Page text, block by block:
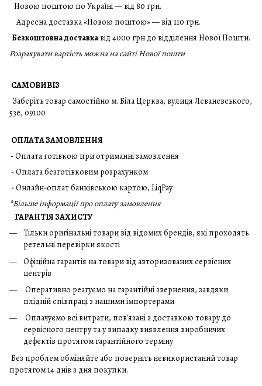
Новою поштою по Україні — від 80 грн.
Адресна доставка «Новою поштою» — від 110 грн.
Безкоштовна доставка від 4000 грн до відділення Нової Пошти.
Розрахувати вартість можна на сайті Нової пошти
САМОВИВІЗ
Заберіть товар самостійно м. Біла Церква, вулиця Леваневського,
53е, 09100
ОПЛАТА ЗАМОВЛЕННЯ
-Оплата готівкою при отриманні замовлення
- Оплата безготівковим розрахунком
- Онлайн-оплат банківською картою, LiqPay
*Більше інформації про оплату замовлення
ГАРАНТІЯ ЗАХИСТУ
Тільки оригінальні товари від відомих брендів, які проходять
ретельні перевірки якості
Офіційна гарантія на товари від авторизованих сервісних
центрів
Оперативно реагуємо на гарантійні звернення, завдяки
плідній співпраці з нашими імпортерами
Оплачуємо всі витрати, пов'язані з доставкою товару до
сервісного центру та у випадку виявлення виробничих
дефектів протягом гарантійного терміну
Без проблем обміняйте або поверніть невикористаний товар
протягом 14 днів з дня покупки.